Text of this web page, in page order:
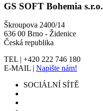
GS SOFT Bohemia s.r.o.
Škroupova 2400/14
636 00 Brno - Židenice
Česká republika
TEL | +420 222 746 180
E-MAIL | Napište nám!
SOCIÁLNÍ SÍTĚ